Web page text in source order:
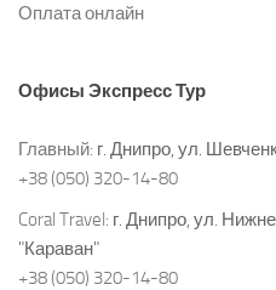
Оплата онлайн
Офисы Экспресс Тур
Главный: г. Днипро, ул.
+38 (050) 320-14-80
Coral Travel: г. Днипро, ул.
"Караван"
+38 (050) 320-14-80